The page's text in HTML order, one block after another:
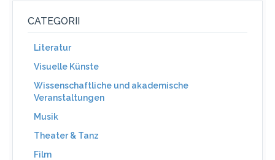
CATEGORII
Literatur
Visuelle Künste
Wissenschaftliche und akademische
Veranstaltungen
Musik
Theater & Tanz
Film